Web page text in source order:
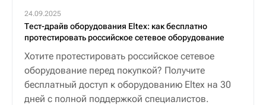
24.09.2025
Тест-драйв оборудования Eltex: как бесплатно
протестировать российское сетевое оборудование
Хотите протестировать российское сетевое
оборудование перед покупкой? Получите
бесплатный доступ к оборудованию Eltex на 30
дней с полной поддержкой специалистов.